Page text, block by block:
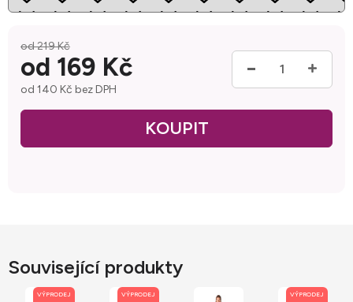
od 219 Kč
od 169 Kč
od 140 Kč bez DPH
Související produkty
VÝPRODEJ
VÝPRODEJ
VÝPRODEJ